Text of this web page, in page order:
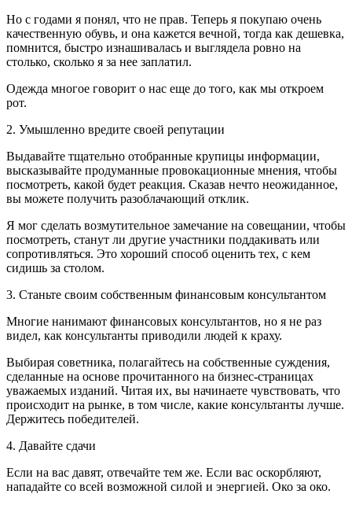
Но с годами я понял, что не прав. Теперь я покупаю очень
качественную обувь, и она кажется вечной, тогда как дешевка,
помнится, быстро изнашивалась и выглядела ровно на
столько, сколько я за нее заплатил.
Одежда многое говорит о нас еще до того, как мы откроем
рот.
2. Умышленно вредите своей репутации
Выдавайте тщательно отобранные крупицы информации,
высказывайте продуманные провокационные мнения, чтобы
посмотреть, какой будет реакция. Сказав нечто неожиданное,
вы можете получить разоблачающий отклик.
Я мог сделать возмутительное замечание на совещании, чтобы
посмотреть, станут ли другие участники поддакивать или
сопротивляться. Это хороший способ оценить тех, с кем
сидишь за столом.
3. Станьте своим собственным финансовым консультантом
Многие нанимают финансовых консультантов, но я не раз
видел, как консультанты приводили людей к краху.
Выбирая советника, полагайтесь на собственные суждения,
сделанные на основе прочитанного на бизнес-страницах
уважаемых изданий. Читая их, вы начинаете чувствовать, что
происходит на рынке, в том числе, какие консультанты лучше.
Держитесь победителей.
4. Давайте сдачи
Если на вас давят, отвечайте тем же. Если вас оскорбляют,
нападайте со всей возможной силой и энергией. Око за око.